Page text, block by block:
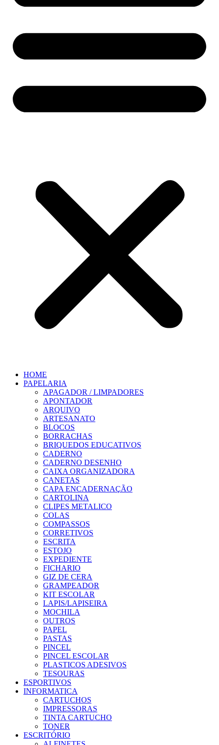
HOME
PAPELARIA
APAGADOR / LIMPADORES
APONTADOR
ARQUIVO
ARTESANATO
BLOCOS
BORRACHAS
BRIQUEDOS EDUCATIVOS
CADERNO
CADERNO DESENHO
CAIXA ORGANIZADORA
CANETAS
CAPA ENCADERNAÇÃO
CARTOLINA
CLIPES METALICO
COLAS
COMPASSOS
CORRETIVOS
ESCRITA
ESTOJO
EXPEDIENTE
FICHARIO
GIZ DE CERA
GRAMPEADOR
KIT ESCOLAR
LAPIS/LAPISEIRA
MOCHILA
OUTROS
PAPEL
PASTAS
PINCEL
PINCEL ESCOLAR
PLASTICOS ADESIVOS
TESOURAS
ESPORTIVOS
INFORMATICA
CARTUCHOS
IMPRESSORAS
TINTA CARTUCHO
TONER
ESCRITÓRIO